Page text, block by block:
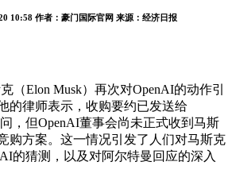
10:58 作者： 豪门国际官网 来源： 经济日报
Elon Musk）再次对OpenAI的动作引
的律师表示，收购要约已发送给
，但OpenAI董事会尚未正式收到马斯
购方案。这一情况引发了人们对马斯克
的猜测，以及对阿尔特曼回应的深入